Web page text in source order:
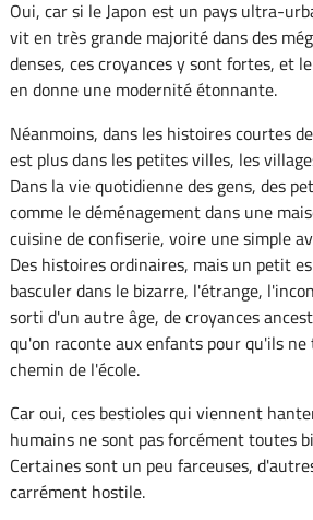
Oui, car si le Japon est un pays ultra-
vit en très grande majorité dans des
denses, ces croyances y sont fortes, et
en donne une modernité étonnante.
Néanmoins, dans les histoires courtes
est plus dans les petites villes, les
Dans la vie quotidienne des gens, des
comme le déménagement dans une
cuisine de confiserie, voire une simple
Des histoires ordinaires, mais un petit
basculer dans le bizarre, l'étrange,
sorti d'un autre âge, de croyances
qu'on raconte aux enfants pour qu'ils
chemin de l'école.
Car oui, ces bestioles qui viennent
humains ne sont pas forcément toutes
Certaines sont un peu farceuses,
carrément hostile.